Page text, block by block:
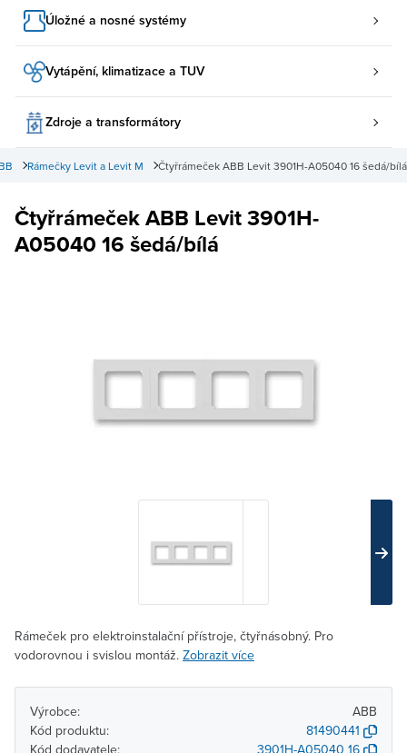
Úložné a nosné systémy
Vytápění, klimatizace a TUV
Zdroje a transformátory
Čtyřrámeček ABB Levit 3901H-A05040 16 šedá/bílá
Rámečky Levit a Levit M
Čtyřrámeček ABB Levit 3901H-
A05040 16 šedá/bílá
Rámeček pro elektroinstalační přístroje, čtyřnásobný. Pro
vodorovnou i svislou montáž. Zobrazit více
Výrobce:
ABB
Kód produktu:
81490441
Kód dodavatele:
3901H-A05040 16